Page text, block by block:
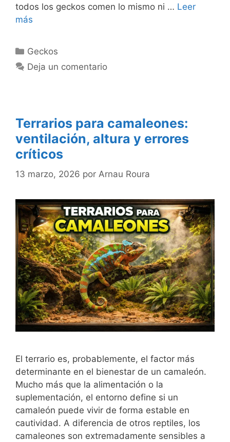
todos los geckos comen lo mismo ni … Leer
más
Categorías
Geckos
Deja un comentario
Terrarios para camaleones:
ventilación, altura y errores
críticos
13 marzo, 2026 por Arnau Roura
El terrario es, probablemente, el factor más
determinante en el bienestar de un camaleón.
Mucho más que la alimentación o la
suplementación, el entorno define si un
camaleón puede vivir de forma estable en
cautividad. A diferencia de otros reptiles, los
camaleones son extremadamente sensibles a